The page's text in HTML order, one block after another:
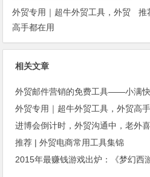
外贸专用｜超牛外贸工具，外贸
高手都在用
推
相关文章
外贸专用｜超牛外贸工具，外贸高
推荐 | 外贸电商常用工具集锦